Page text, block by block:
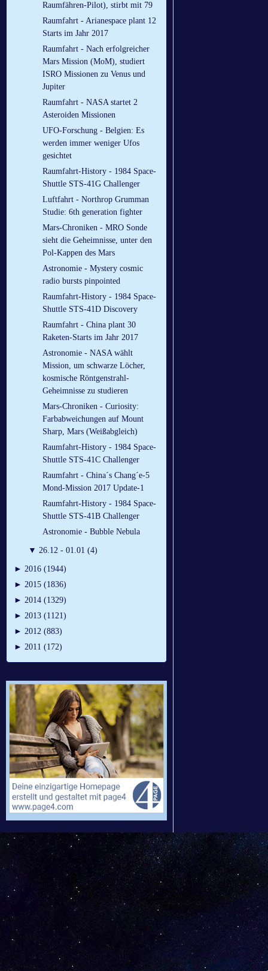
Raumfähren-Pilot), stirbt mit 79
Raumfahrt - Arianespace plant 12
Starts im Jahr 2017
Raumfahrt - Nach erfolgreicher
Mars Mission (MoM), studiert
ISRO Missionen zu Venus und
Jupiter
Raumfahrt - NASA startet 2
Asteroiden Missionen
UFO-Forschung - Belgien: Es
werden immer weniger Ufos
gesichtet
Raumfahrt-History - 1984 Space-
Shuttle STS-41G Challenger
Luftfahrt - Northrop Grumman
Studie: 6th generation fighter
Mars-Chroniken - MRO Sonde
sieht die Geheimnisse, unter den
Pol-Kappen des Mars
Astronomie - Mystery cosmic
radio bursts pinpointed
Raumfahrt-History - 1984 Space-
Shuttle STS-41D Discovery
Raumfahrt - China plant 30
Raketen-Starts im Jahr 2017
Astronomie - NASA wählt
Mission, um schwarze Löcher,
kosmische Röntgenstrahl-
Geheimnisse zu studieren
Mars-Chroniken - Curiosity:
Farbabweichungen auf Mount
Sharp, Mars (Weißabgleich)
Raumfahrt-History - 1984 Space-
Shuttle STS-41C Challenger
Raumfahrt - China´s Chang´e-5
Mond-Mission 2017 Update-1
Raumfahrt-History - 1984 Space-
Shuttle STS-41B Challenger
Astronomie - Bubble Nebula
▼ 26.12 - 01.01 (4)
► 2016 (1944)
► 2015 (1836)
► 2014 (1329)
► 2013 (1121)
► 2012 (883)
► 2011 (172)